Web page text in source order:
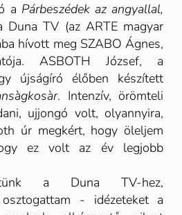
a Párbeszédek az angyallal,
TV (az ARTE magyar
hívott meg SZABO Ágnes,
ASBOTH József, a
újságíró élőben készített
. Intenzív, örömteli
ujjongó volt, olyannyira,
úr megkért, hogy öleljem
ez volt az év legjobb
a Duna TV-hez,
osztogattam - idézeteket a